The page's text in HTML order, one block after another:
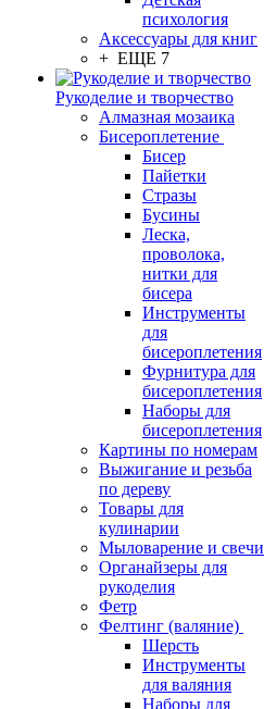
психология
Аксессуары для книг
+ ЕЩЕ 7
Рукоделие и творчество
Алмазная мозаика
Бисероплетение
Бисер
Пайетки
Стразы
Бусины
Леска,
проволока,
нитки для
бисера
Инструменты
для
бисероплетения
Фурнитура для
бисероплетения
Наборы для
бисероплетения
Картины по номерам
Выжигание и резьба
по дереву
Товары для
кулинарии
Мыловарение и свечи
Органайзеры для
рукоделия
Фетр
Фелтинг (валяние)
Шерсть
Инструменты
для валяния
Наборы для